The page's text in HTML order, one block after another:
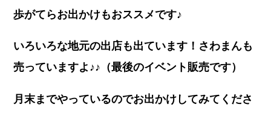
歩がてらお出かけもおススメです♪
いろいろな地元の出店も出ています！さわまんも
売っていますよ♪♪（最後のイベント販売です）
月末までやっているのでお出かけしてみてくださ